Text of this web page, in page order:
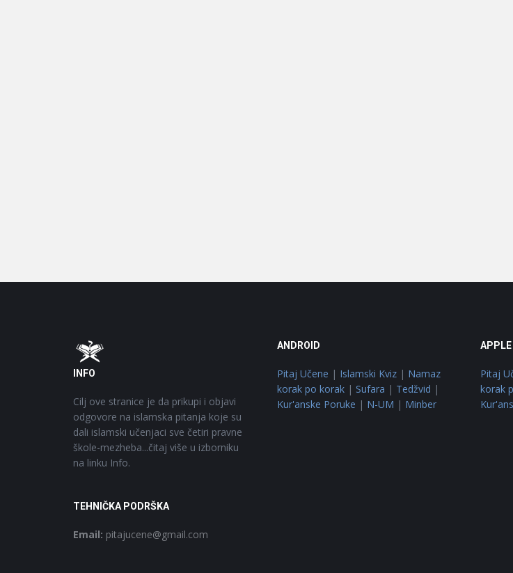
Footer
INFO
Cilj ove stranice je da prikupi i objavi
odgovore na islamska pitanja koje su
dali islamski učenjaci sve četiri pravne
škole-mezheba...čitaj više u izborniku
na linku Info.
TEHNIČKA PODRŠKA
Email: pitajucene@gmail.com
ANDROID
Pitaj Učene | Islamski Kviz| Namaz
korak po korak| Sufara | Tedžvid |
Kur'anske Poruke | N-UM | Minber
APPLE
Pitaj
korak